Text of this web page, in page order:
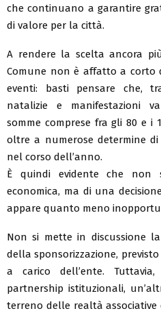
che continuano a garantire
di valore per la città.
A rendere la scelta ancora
Comune non è affatto a corto
eventi: basti pensare che,
natalizie e manifestazioni
somme comprese fra gli 80 e i
oltre a numerose determine
nel corso dell’anno.
È quindi evidente che
economica, ma di una
appare quanto meno
Non si mette in discussione
della sponsorizzazione,
a carico dell’ente.
partnership istituzionali,
terreno delle realtà associative